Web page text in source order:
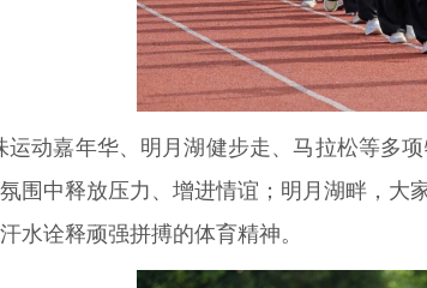
运动嘉年华、明月湖健步走、马拉松等多
围中释放压力、增进情谊；明月湖畔，大
水诠释顽强拼搏的体育精神。